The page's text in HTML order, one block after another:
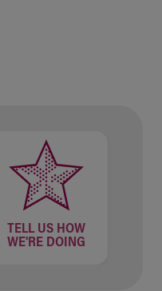
TELL US HOW
WE'RE DOING